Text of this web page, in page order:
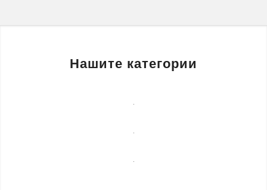
Нашите категории